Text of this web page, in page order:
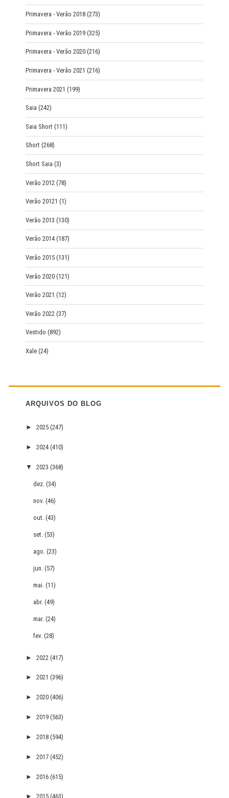
Primavera - Verão 2018 (273)
Primavera - Verão 2019 (325)
Primavera - Verão 2020 (216)
Primavera - Verão 2021 (216)
Primavera 2021 (199)
Saia (242)
Saia Short (111)
Short (268)
Short Saia (3)
Verão 2012 (78)
Verão 20121 (1)
Verão 2013 (130)
Verão 2014 (187)
Verão 2015 (131)
Verão 2020 (121)
Verão 2021 (12)
Verão 2022 (37)
Vestido (892)
Xale (24)
ARQUIVOS DO BLOG
► 2025 (247)
► 2024 (410)
▼ 2023 (368)
dez.(34)
nov.(46)
out.(43)
set.(53)
ago.(23)
jun.(57)
mai.(11)
abr.(49)
mar.(24)
fev.(28)
► 2022 (417)
► 2021 (396)
► 2020 (406)
► 2019 (563)
► 2018 (594)
► 2017 (452)
► 2016 (615)
► 2015 (463)